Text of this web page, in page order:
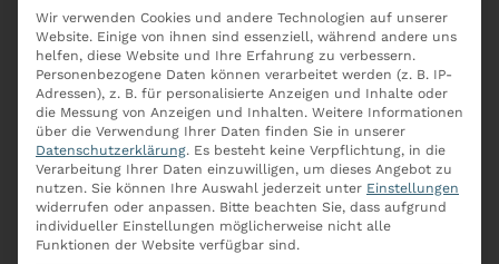
Bitte beachten Sie, dass
unsere Telefonnummer
ausschließlich für
Patientenanfragen und
Terminvereinbarungen
vorgesehen ist. Wir bitten Sie
höflich darum, von
Werbeanfragen oder anderen
Wir verwenden Cookies und andere Technologien auf unserer
Website. Einige von ihnen sind essenziell, während andere uns
helfen, diese Website und Ihre Erfahrung zu verbessern.
Personenbezogene Daten können verarbeitet werden (z. B. IP-
Adressen), z. B. für personalisierte Anzeigen und Inhalte oder
die Messung von Anzeigen und Inhalten. Weitere Informationen
über die Verwendung Ihrer Daten finden Sie in unserer
Datenschutzerklärung. Es besteht keine Verpflichtung, in die
Verarbeitung Ihrer Daten einzuwilligen, um dieses Angebot zu
nutzen. Sie können Ihre Auswahl jederzeit unter Einstellungen
widerrufen oder anpassen. Bitte beachten Sie, dass aufgrund
individueller Einstellungen möglicherweise nicht alle
Funktionen der Website verfügbar sind.